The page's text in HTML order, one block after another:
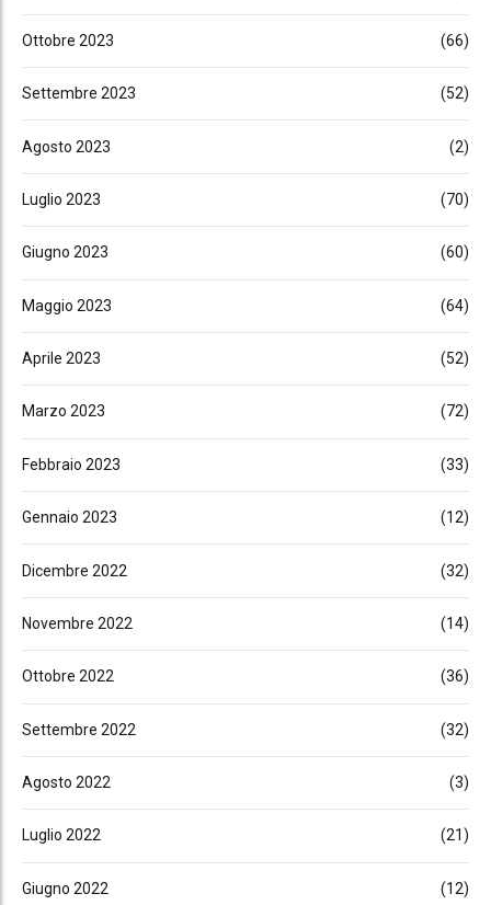
Ottobre 2023 (66)
Settembre 2023 (52)
Agosto 2023 (2)
Luglio 2023 (70)
Giugno 2023 (60)
Maggio 2023 (64)
Aprile 2023 (52)
Marzo 2023 (72)
Febbraio 2023 (33)
Gennaio 2023 (12)
Dicembre 2022 (32)
Novembre 2022 (14)
Ottobre 2022 (36)
Settembre 2022 (32)
Agosto 2022 (3)
Luglio 2022 (21)
Giugno 2022 (12)